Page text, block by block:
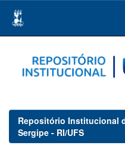
navigation
Repositório Institucional
Sergipe - RI/UFS